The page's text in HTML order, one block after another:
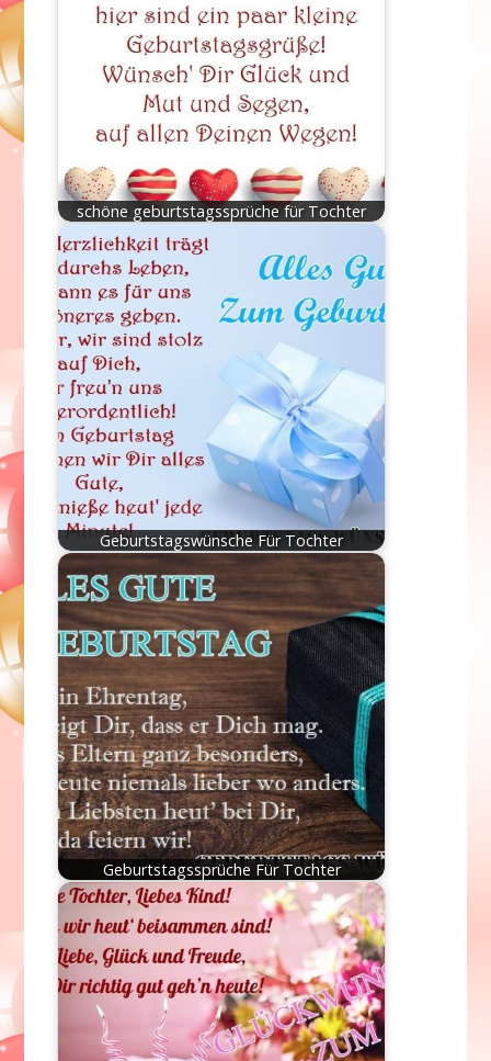
schöne geburtstagssprüche für Tochter
Geburtstagswünsche Für Tochter
Geburtstagssprüche Für Tochter